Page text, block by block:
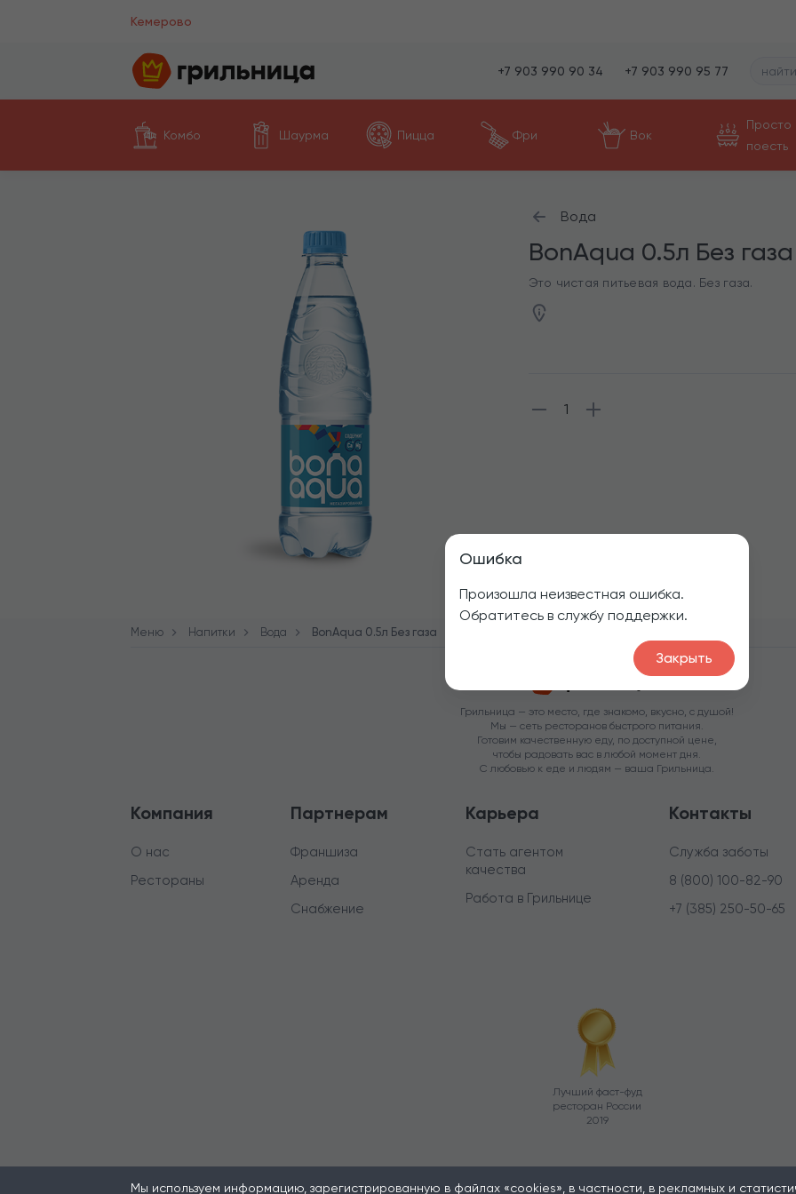
Кемерово
+7 903 990 90 34 +7 903 990 95 77
Комбо Шаурма Пицца Фри Вок
Просто
поесть
Ошибка
Произошла неизвестная ошибка.
Обратитесь в службу поддержки.
Закрыть
Вода
BonAqua 0.5л Без газа
Это чистая питьевая вода. Без газа.
1
Меню Напитки Вода BonAqua 0.5л Без газа
Мы используем информацию, зарегистрированную в файлах «cookies», в частности, в рекламных и
Грильница — это место, где знакомо, вкусно, с душой!
Мы — сеть ресторанов быстрого питания.
Готовим качественную еду, по доступной цене,
чтобы радовать вас в любой момент дня.
С любовью к еде и людям — ваша Грильница.
Компания
О нас
Рестораны
Партнерам
Франшиза
Аренда
Снабжение
Карьера
Стать агентом
качества
Работа в Грильнице
Контакты
Служба заботы
8 (800) 100-82-90
+7 (385) 250-50-65
Лучший фаст-фуд
ресторан России
2019